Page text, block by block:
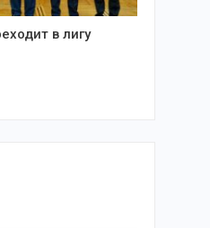
в лигу